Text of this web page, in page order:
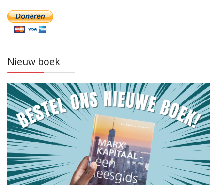
Nieuw boek